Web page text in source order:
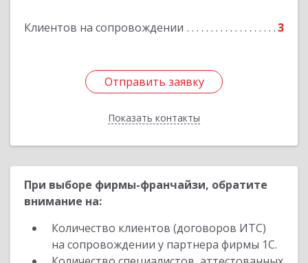
Клиентов на сопровождении 3
Отправить заявку
Показать контакты
Отправить заявку
Назад
При выборе фирмы-франчайзи, обратите
внимание на:
Количество клиентов (договоров ИТС)
на сопровождении у партнера фирмы 1С.